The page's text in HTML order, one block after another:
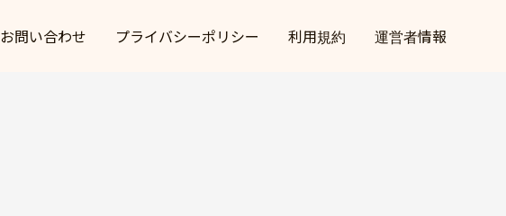
お問い合わせ プライバシーポリシー 利用規約 運営者情報